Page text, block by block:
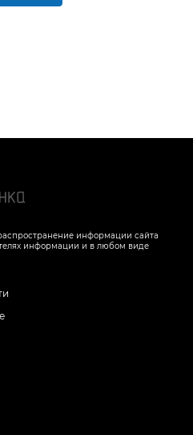
информации сайта
информации и в любом виде